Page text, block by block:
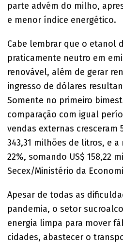
parte advém do milho,
e menor índice energético.
Cabe lembrar que o etanol
praticamente neutro em
renovável, além de gerar
ingresso de dólares
Somente no primeiro
comparação com igual
vendas externas cresceram
343,31 milhões de litros, e
22%, somando US$ 158,22
Secex/Ministério da
Apesar de todas as
pandemia, o setor
energia limpa para mover
cidades, abastecer o